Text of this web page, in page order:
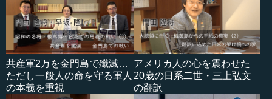
共産軍2万を金門島で殲滅…
ただし一般人の命を守る軍人
の本義を重視
アメリカ人の心を震わせた
20歳の日系二世・三上弘文
の翻訳